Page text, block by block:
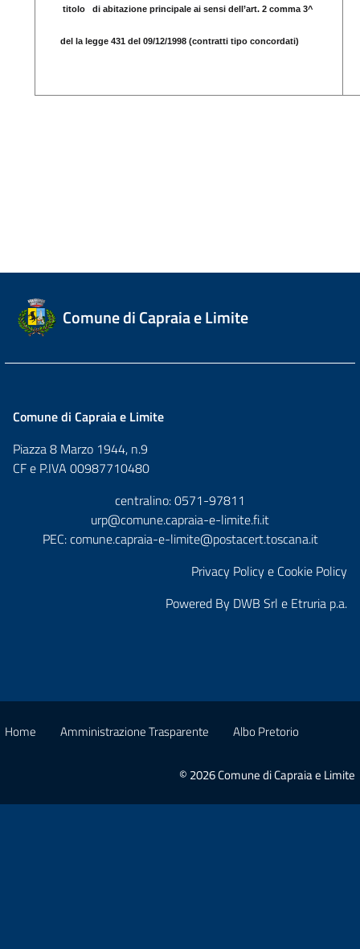
titolo di abitazione principale ai sensi dell’art. 2 comma 3^
del la legge 431 del 09/12/1998 (contratti tipo concordati)
Comune di Capraia e Limite
Comune di Capraia e Limite
Piazza 8 Marzo 1944, n.9
CF e P.IVA 00987710480
centralino: 0571-97811
urp@comune.capraia-e-limite.fi.it
PEC:comune.capraia-e-limite@postacert.toscana.it
Privacy Policy e Cookie Policy
Powered By DWB Srl e Etruria p.a.
Home Amministrazione Trasparente Albo Pretorio
© 2026 Comune di Capraia e Limite